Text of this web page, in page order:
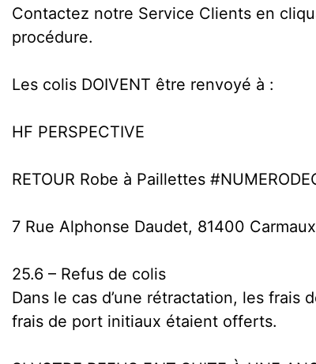
Contactez notre Service Clients en
procédure.
Les colis DOIVENT être renvoyé à :
HF PERSPECTIVE
RETOUR Robe à Paillettes
7 Rue Alphonse Daudet, 81400
25.6 – Refus de colis
Dans le cas d’une rétractation, les
frais de port initiaux étaient offerts.